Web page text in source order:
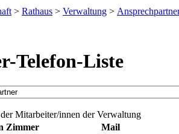
> Rathaus > Verwaltung >
Telefon-Liste
Mitarbeiter/innen der Verwaltung
Zimmer
Mail